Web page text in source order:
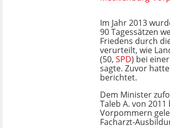
Im Jahr 2013
90 Tagessätzen
Friedens durch
verurteilt, wie
(50, SPD) bei
sagte. Zuvor
berichtet.
Dem Minister
Taleb A. von
Vorpommern
Facharzt-